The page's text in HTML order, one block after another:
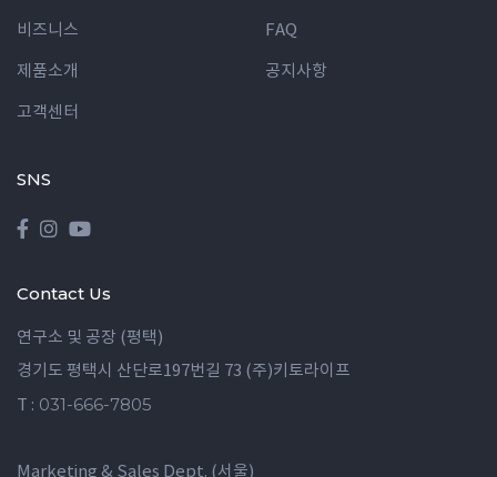
비즈니스
제품소개
고객센터
SNS
FAQ
공지사항
Contact Us
연구소 및 공장 (평택)
경기도 평택시 산단로197번길 73 (주)키토라이프
T : 031-666-7805
Marketing & Sales Dept. (서울)